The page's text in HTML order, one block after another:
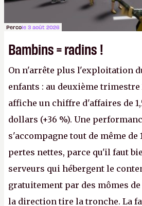
Percole 3 août 2026
Bambins = radins !
On n'arrête plus l'exploitation
enfants : au deuxième trimestre
affiche un chiffre d'affaires de
dollars (+36 %). Une
s'accompagne tout de même de
pertes nettes, parce qu'il faut
serveurs qui hébergent le
gratuitement par des mômes
la direction tire la tronche. La